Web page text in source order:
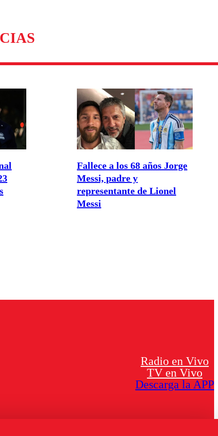
Fallece a los 68 años Jorge
Messi, padre y
representante de Lionel
Messi
Radio en Vivo
TV en Vivo
Descarga la APP